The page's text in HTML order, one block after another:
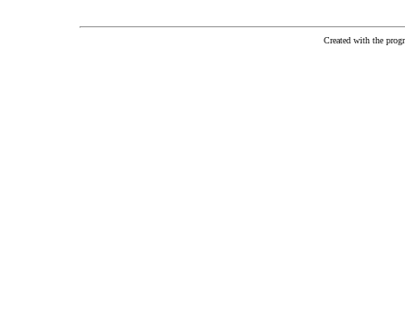
Created with the